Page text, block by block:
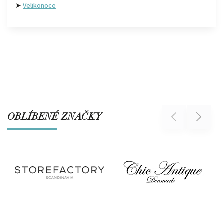
➤ Velikonoce
OBLÍBENÉ ZNAČKY Previous Next